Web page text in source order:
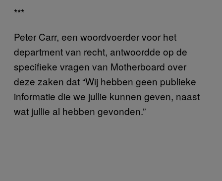
***
Peter Carr, een woordvoerder voor het
department van recht, antwoordde op de
specifieke vragen van Motherboard over
deze zaken dat “Wij hebben geen publieke
informatie die we jullie kunnen geven, naast
wat jullie al hebben gevonden.”